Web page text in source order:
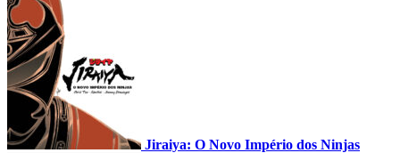
Jiraiya: O Novo Império dos Ninjas